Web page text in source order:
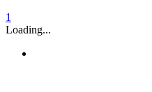
1
Loading...